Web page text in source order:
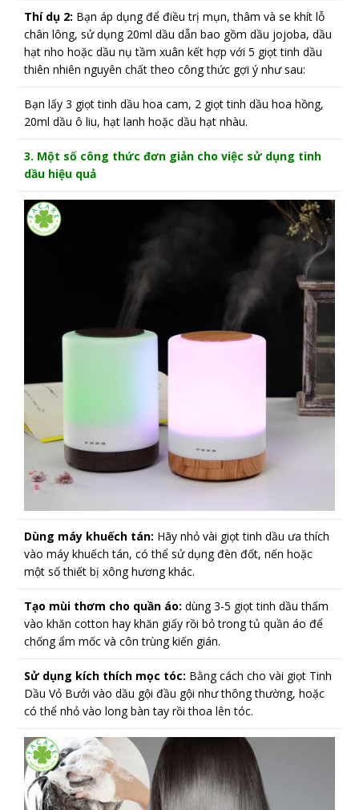
Thí dụ 2: Bạn áp dụng để điều trị mụn, thâm và se khít lỗ
chân lông, sử dụng 20ml dầu dẫn bao gồm dầu jojoba, dầu
hạt nho hoặc dầu nụ tầm xuân kết hợp với 5 giọt tinh dầu
thiên nhiên nguyên chất theo công thức gợi ý như sau:
Bạn lấy 3 giọt tinh dầu hoa cam, 2 giọt tinh dầu hoa hồng,
20ml dầu ô liu, hạt lanh hoặc dầu hạt nhàu.
3. Một số công thức đơn giản cho việc sử dụng tinh
dầu hiệu quả
Dùng máy khuếch tán: Hãy nhỏ vài giọt tinh dầu ưa thích
vào máy khuếch tán, có thể sử dụng đèn đốt, nến hoặc
một số thiết bị xông hương khác.
Tạo mùi thơm cho quần áo: dùng 3-5 giọt tinh dầu thấm
vào khăn cotton hay khăn giấy rồi bỏ trong tủ quần áo để
chống ẩm mốc và côn trùng kiến gián.
Sử dụng kích thích mọc tóc: Bằng cách cho vài giọt Tinh
Dầu Vỏ Bưởi vào dầu gội đầu gội như thông thường, hoặc
có thể nhỏ vào long bàn tay rồi thoa lên tóc.